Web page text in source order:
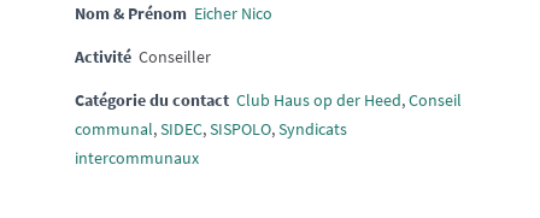
Nom & Prénom Eicher Nico
Activité Conseiller
Catégorie du contact Club Haus op der Heed,Conseil
communal,SIDEC,SISPOLO,Syndicats
intercommunaux